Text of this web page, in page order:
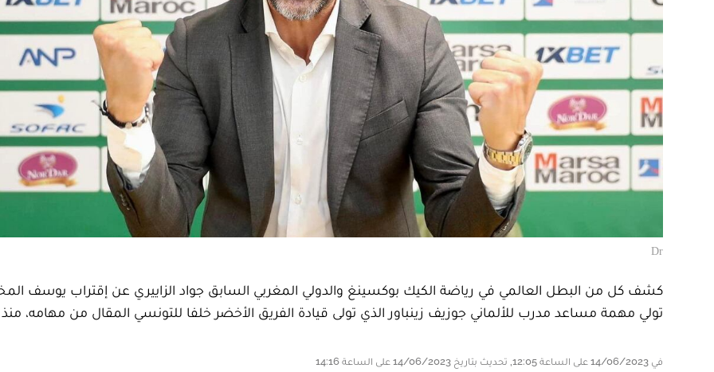
Dr
كشف كل من البطل العالمي في رياضة الكيك بوكسينغ والدولي المغربي السابق جواد الزاييري عن إقتراب يوسف
تولي مهمة مساعد مدرب للألماني جوزيف زينباور الذي تولى قيادة الفريق الأخضر خلفا للتونسي المقال من مهامه، منذر
في 14/06/2023 على الساعة 12:05, تحديث بتاريخ 14/06/2023 على الساعة 14:16